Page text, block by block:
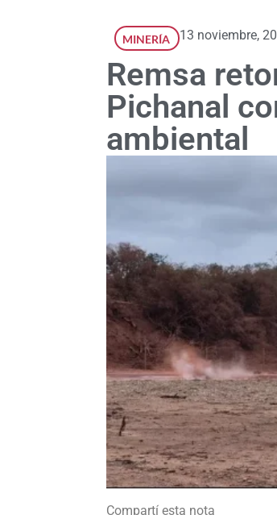
MINERÍA 13 noviembre,
Remsa
Pichanal
ambiental
Compartí esta nota